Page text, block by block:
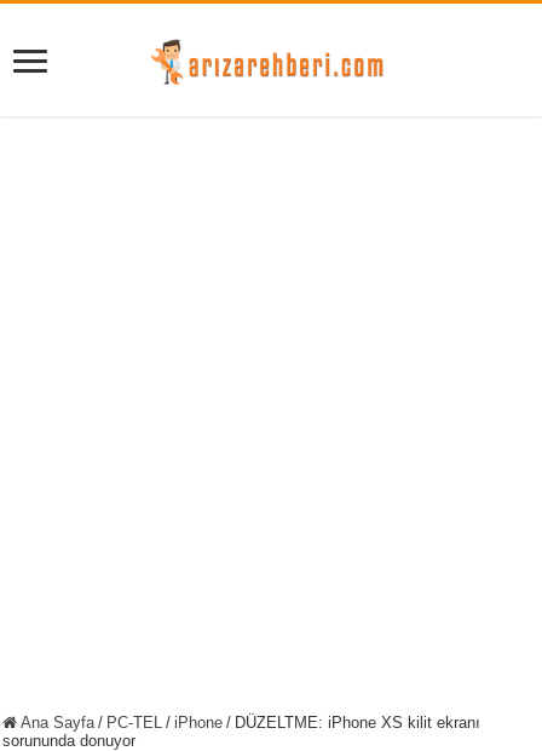
Ana Sayfa / PC-TEL / iPhone / DÜZELTME: iPhone XS kilit ekranı
sorununda donuyor